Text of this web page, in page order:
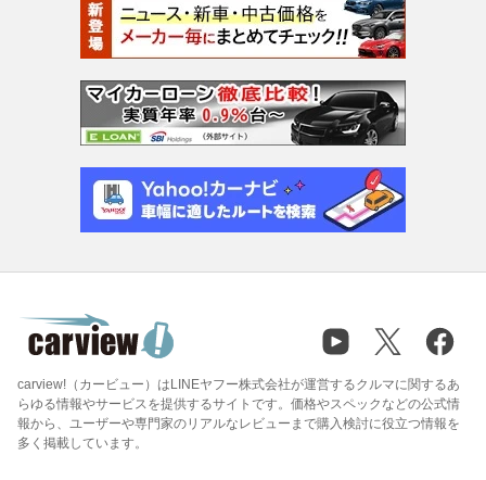
carview!（カービュー）はLINEヤフー株式会社が運営するクルマに関するあ
らゆる情報やサービスを提供するサイトです。価格やスペックなどの公式情
報から、ユーザーや専門家のリアルなレビューまで購入検討に役立つ情報を
多く掲載しています。